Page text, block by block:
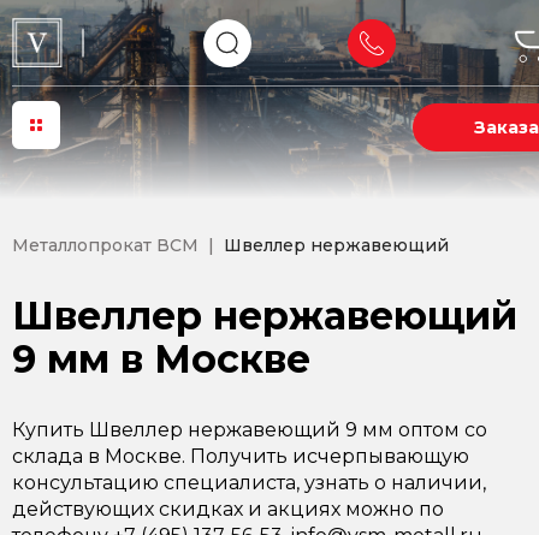
Металлопрокат ВСМ Швеллер нержавеющий
Швеллер нержавеющий
9 мм в Москве
Купить Швеллер нержавеющий 9 мм оптом со
склада в Москве. Получить исчерпывающую
консультацию специалиста, узнать о наличии,
действующих скидках и акциях можно по